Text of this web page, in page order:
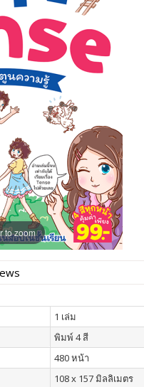
to zoom
1 เล่ม
พิมพ์ 4 สี
480 หน้า
108 x 157 มิลลิเมตร